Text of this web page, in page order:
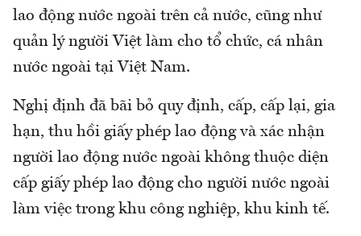
lao động nước ngoài trên cả nước, cũng như
quản lý người Việt làm cho tổ chức, cá nhân
nước ngoài tại Việt Nam.
Nghị định đã bãi bỏ quy định, cấp, cấp lại, gia
hạn, thu hồi giấy phép lao động và xác nhận
người lao động nước ngoài không thuộc diện
cấp giấy phép lao động cho người nước ngoài
làm việc trong khu công nghiệp, khu kinh tế.